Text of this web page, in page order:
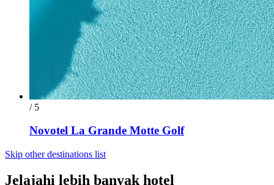
/ 5
Novotel La Grande Motte Golf
Skip other destinations list
Jelajahi lebih banyak hotel